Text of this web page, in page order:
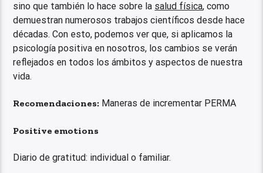
sino que también lo hace sobre la salud física, como
demuestran numerosos trabajos científicos desde hace
décadas. Con esto, podemos ver que, si aplicamos la
psicología positiva en nosotros, los cambios se verán
reflejados en todos los ámbitos y aspectos de nuestra
vida.
Recomendaciones: Maneras de incrementar PERMA
Positive emotions
Diario de gratitud: individual o familiar.